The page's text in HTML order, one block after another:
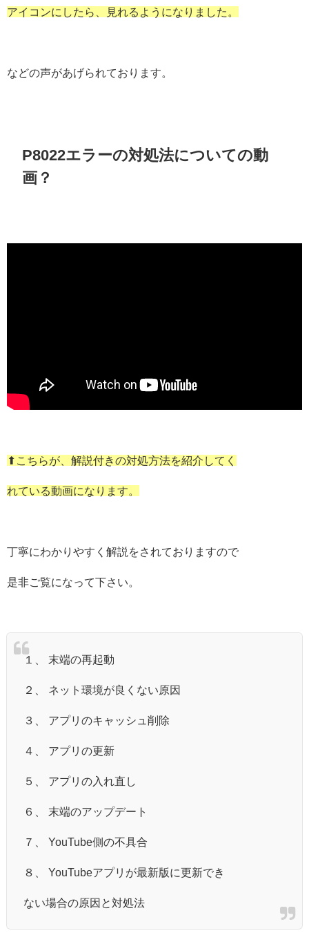
アイコンにしたら、見れるようになりました。
などの声があげられております。
P8022エラーの対処法についての動
画？
⬆こちらが、解説付きの対処方法を紹介してく
れている動画になります。
丁寧にわかりやすく解説をされておりますので
是非ご覧になって下さい。
１、 末端の再起動
２、 ネット環境が良くない原因
３、 アプリのキャッシュ削除
４、 アプリの更新
５、 アプリの入れ直し
６、 末端のアップデート
７、 YouTube側の不具合
８、 YouTubeアプリが最新版に更新でき
ない場合の原因と対処法